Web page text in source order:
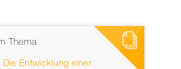
Thema
Die Entwicklung einer